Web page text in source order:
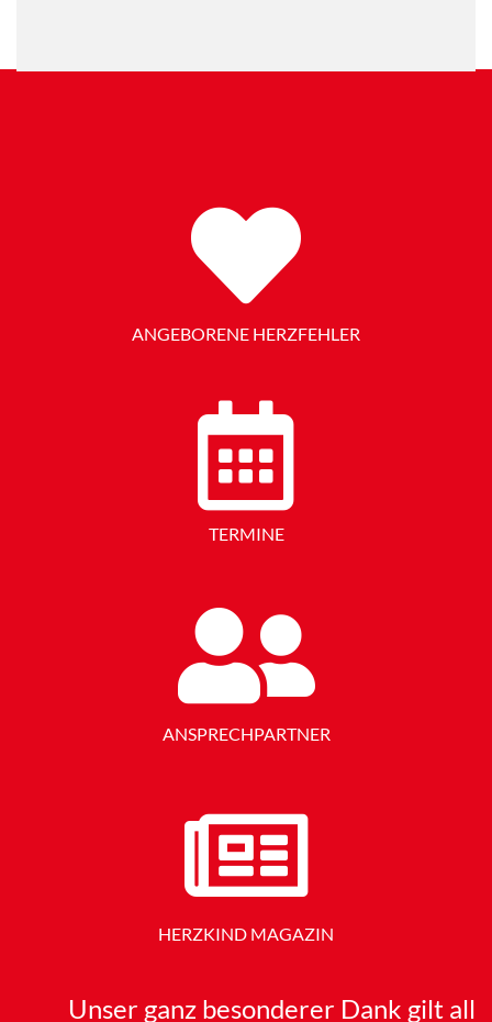
ANGEBORENE HERZFEHLER
TERMINE
ANSPRECHPARTNER
HERZKIND MAGAZIN
Unser ganz besonderer Dank gilt all